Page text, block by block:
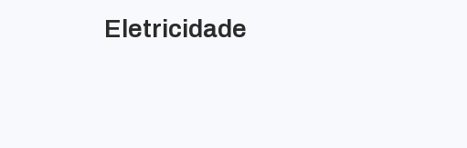
Eletricidade